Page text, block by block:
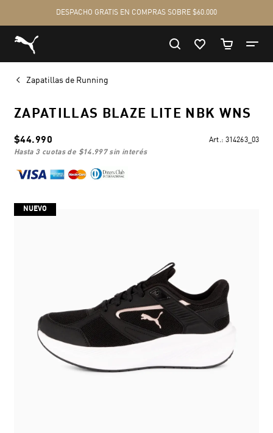
Zapatillas de Running
ZAPATILLAS BLAZE LITE NBK WNS
$44.990 Art.: 314263_03
hasta 3 cuotas de $14.997sin interés
NUEVO